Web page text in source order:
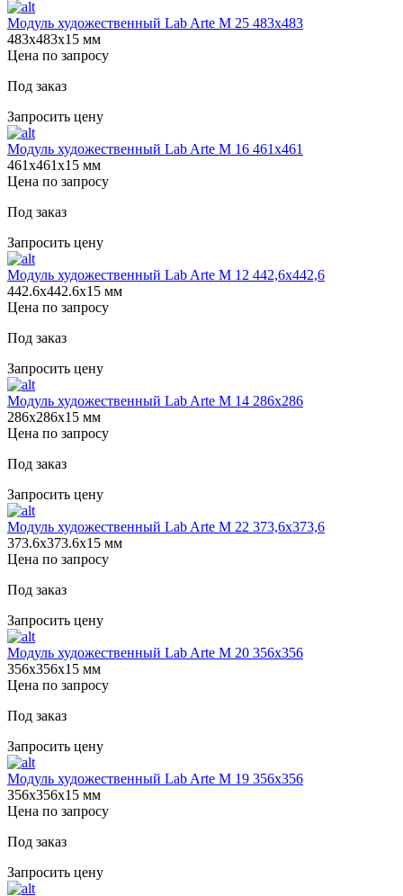
Модуль художественный Lab Arte М 25 483х483
483х483х15 мм
Цена по запросу
Под заказ
Запросить цену
Модуль художественный Lab Arte М 16 461х461
461х461х15 мм
Цена по запросу
Под заказ
Запросить цену
Модуль художественный Lab Arte М 12 442,6х442,6
442.6х442.6х15 мм
Цена по запросу
Под заказ
Запросить цену
Модуль художественный Lab Arte М 14 286х286
286х286х15 мм
Цена по запросу
Под заказ
Запросить цену
Модуль художественный Lab Arte М 22 373,6х373,6
373.6х373.6х15 мм
Цена по запросу
Под заказ
Запросить цену
Модуль художественный Lab Arte М 20 356х356
356х356х15 мм
Цена по запросу
Под заказ
Запросить цену
Модуль художественный Lab Arte М 19 356х356
356х356х15 мм
Цена по запросу
Под заказ
Запросить цену